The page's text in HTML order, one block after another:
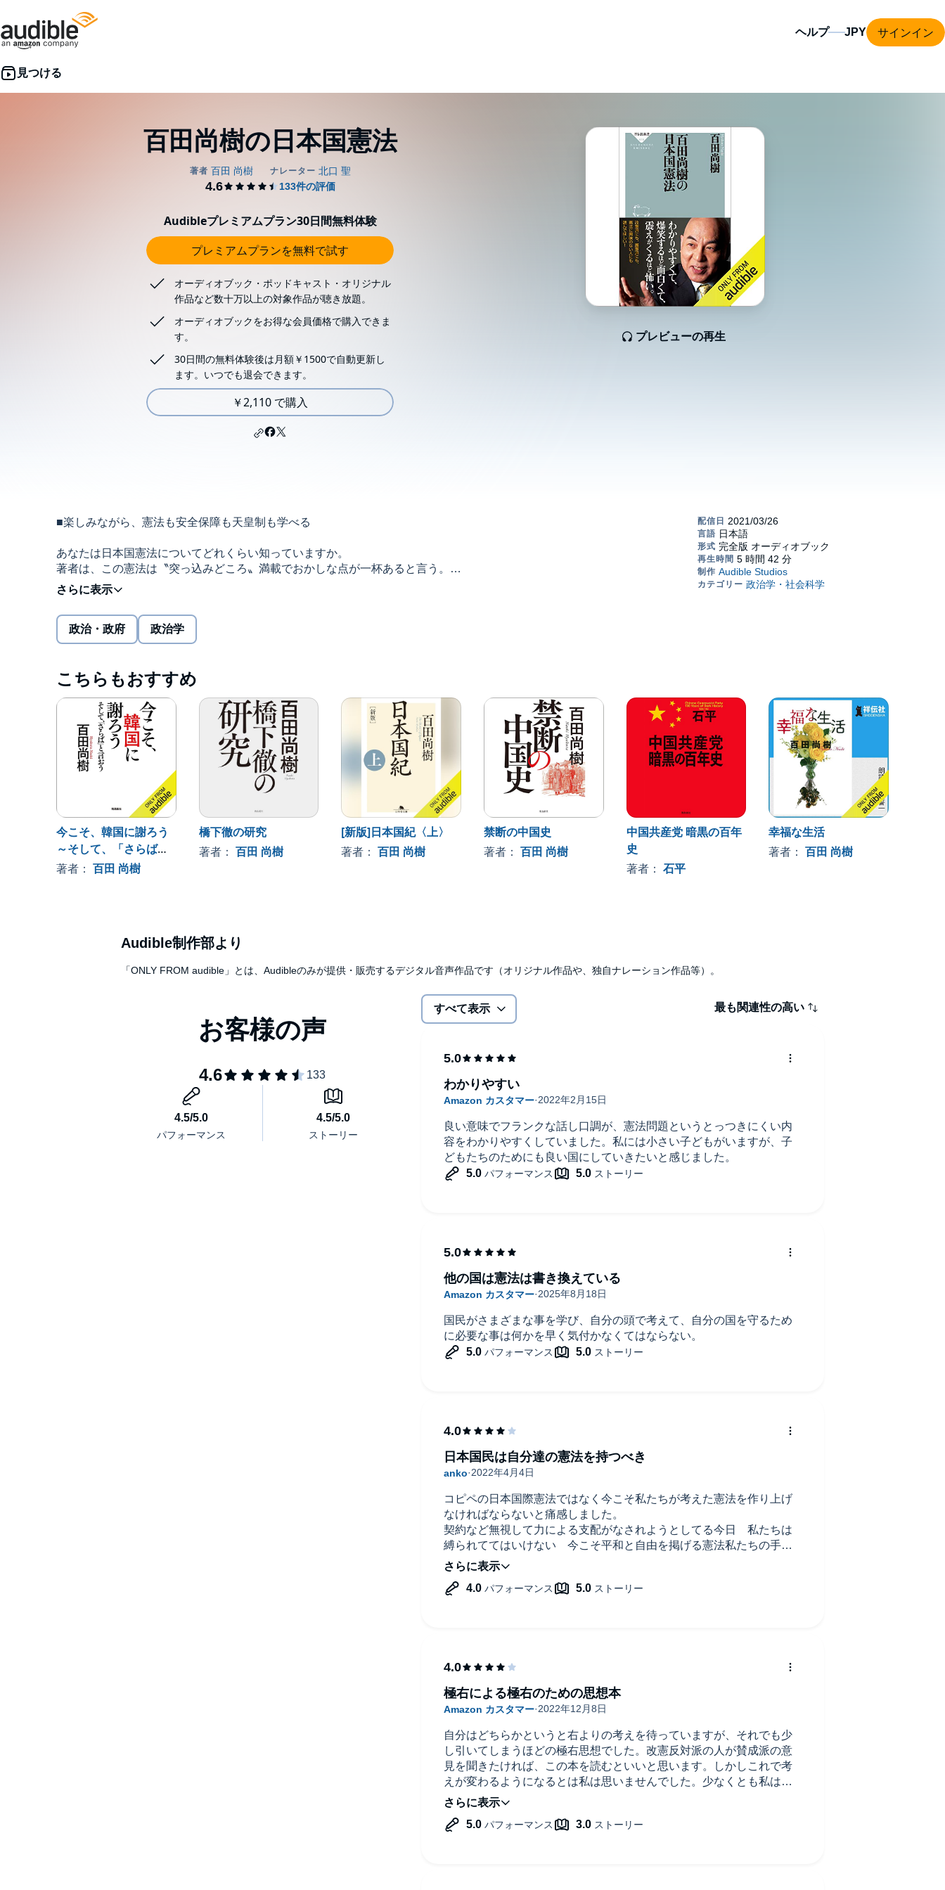
ヘルプ サインイン
百田尚樹の日本国憲法
プレビューの再生
Audibleプレミアムプラン30日間無料体験
プレミアムプランを無料で試す
オーディオブック・ポッドキャスト・オリジナル
作品など数十万以上の対象作品が聴き放題。
オーディオブックをお得な会員価格で購入できま
す。
30日間の無料体験後は月額￥1500で自動更新し
ます。いつでも退会できます。
￥2,110 で購入
■楽しみながら、憲法も安全保障も天皇制も学べる
あなたは日本国憲法についてどれくらい知っていますか。
著者は、この憲法は〝突っ込みどころ〟満載でおかしな点が一杯あると言う。
その説明に目から鱗が落ちるのはもちろん、思わず笑ってしまうことも。
しかし笑ってばかりもいられない。今や尖閣諸島沖には中国船が遊弋し、
ロシア・北朝鮮・韓国など周囲は敵対国ばかり。この状況を作り出したのもまた日本国憲法である。
はたして、この国はどのように守られてきたのか。安全保障について、日本史から読み解いていく。
まさに「わかりやすくて、爆笑するほど面白くて、震えがくるほど怖い(百田尚樹・談)」憲法本!
政治・政府 政治学
こちらもおすすめ
今こそ、韓国に謝ろう
～そして、「さらば」
と言おう～
著者： 百田 尚樹
橋下徹の研究
著者： 百田 尚樹
[新版]日本国紀〈上〉
著者：百田 尚樹
禁断の中国史
著者： 百田 尚樹
中国共産党 暗黒の百年
史
著者： 石平
幸福な生活
著者：百田 尚樹
Audible制作部より
「ONLY FROM audible」とは、Audibleのみが提供・販売するデジタル音声作品です（オリジナル作品や、独自ナレーション作品等）。
すべて表示 最も関連性の高い
良い意味でフランクな話し口調が、憲法問題というとっつきにくい内
容をわかりやすくしていました。私には小さい子どもがいますが、子
どもたちのためにも良い国にしていきたいと感じました。
わかりやすい
国民がさまざまな事を学び、自分の頭で考えて、自分の国を守るため
に必要な事は何かを早く気付かなくてはならない。
他の国は憲法は書き換えている
コピペの日本国際憲法ではなく今こそ私たちが考えた憲法を作り上げ
なければならないと痛感しました。
契約など無視して力による支配がなされようとしてる今日 私たちは
縛られててはいけない 今こそ平和と自由を掲げる憲法私たちの手で
なし遂げなければならないと思いました
日本国民は自分達の憲法を持つべき
自分はどちらかというと右よりの考えを待っていますが、それでも少
し引いてしまうほどの極右思想でした。改憲反対派の人が賛成派の意
見を聞きたければ、この本を読むといいと思います。しかしこれで考
えが変わるようになるとは私は思いませんでした。少なくとも私は、
この人思想強いんだなという感想が一番強く残りました。
極右による極右のための思想本